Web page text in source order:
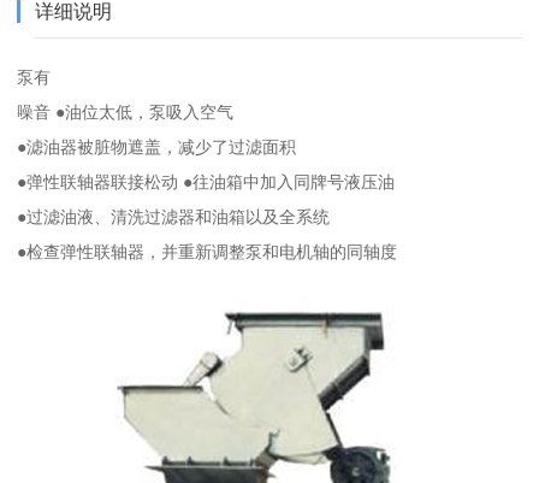
详细说明
泵有
噪音 ●油位太低，泵吸入空气
●滤油器被脏物遮盖，减少了过滤面积
●弹性联轴器联接松动 ●往油箱中加入同牌号液压油
●过滤油液、清洗过滤器和油箱以及全系统
●检查弹性联轴器，并重新调整泵和电机轴的同轴度